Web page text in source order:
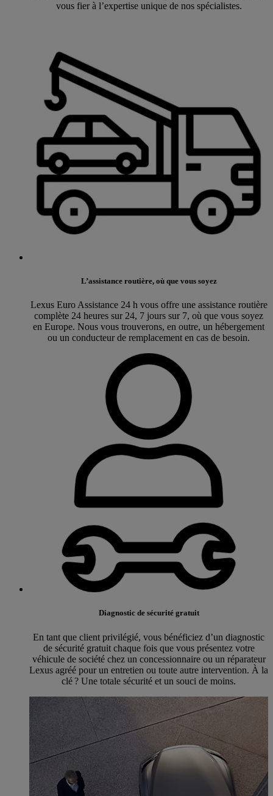
vous fier à l’expertise unique de nos spécialistes.
L’assistance routière, où que vous soyez
Lexus Euro Assistance 24 h vous offre une assistance routière
complète 24 heures sur 24, 7 jours sur 7, où que vous soyez
en Europe. Nous vous trouverons, en outre, un hébergement
ou un conducteur de remplacement en cas de besoin.
Diagnostic de sécurité gratuit
En tant que client privilégié, vous bénéficiez d’un diagnostic
de sécurité gratuit chaque fois que vous présentez votre
véhicule de société chez un concessionnaire ou un réparateur
Lexus agréé pour un entretien ou toute autre intervention. À la
clé ? Une totale sécurité et un souci de moins.